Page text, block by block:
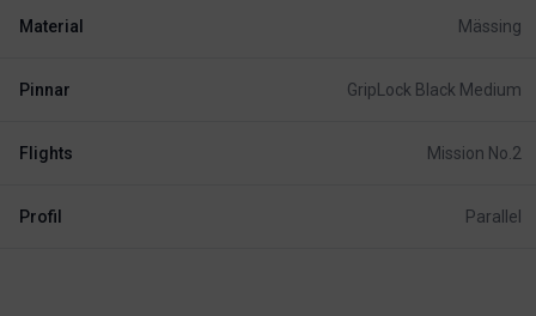
Material Mässing
Pinnar GripLock Black Medium
Flights Mission No.2
Profil Parallel